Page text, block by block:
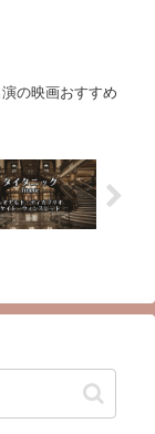
の映画おすすめ